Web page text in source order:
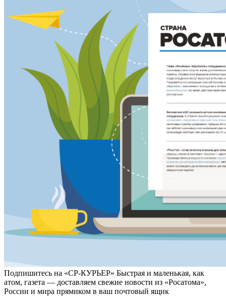
Подпишитесь на «СР-КУРЬЕР» Быстрая и маленькая, как
атом, газета — доставляем свежие новости из «Росатома»,
России и мира прямиком в ваш почтовый ящик